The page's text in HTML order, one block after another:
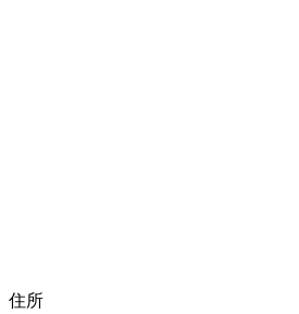
住所